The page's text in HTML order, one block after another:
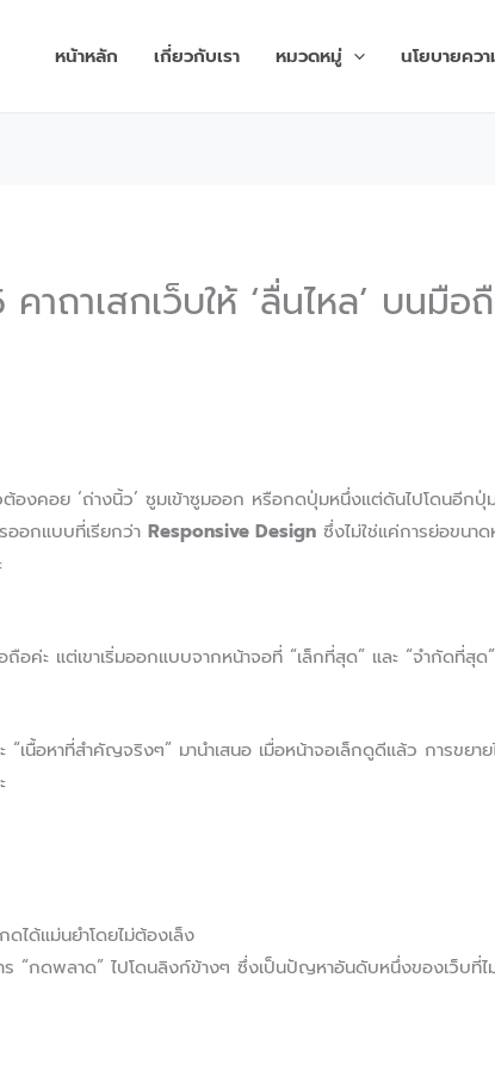
หน้าหลัก เกี่ยวกับเรา หมวดหมู่ นโยบายคว
าถาเสกเว็บให้ ‘ลื่นไหล’ บนมือ
ต้องคอย ‘ถ่างนิ้ว’ ซูมเข้าซูมออก หรือกดปุ่มหนึ่งแต่ดันไปโดนอีกปุ่
รออกแบบที่เรียกว่าResponsive Design ซึ่งไม่ใช่แค่การย่อขนาด
อค่ะ แต่เขาเริ่มออกแบบจากหน้าจอที่ “เล็กที่สุด” และ “จำกัดที่สุด”
“เนื้อหาที่สำคัญจริงๆ” มานำเสนอ เมื่อหน้าจอเล็กดูดีแล้ว การขยาย
ได้แม่นยำโดยไม่ต้องเล็ง
“กดพลาด” ไปโดนลิงก์ข้างๆ ซึ่งเป็นปัญหาอันดับหนึ่งของเว็บที่ไ